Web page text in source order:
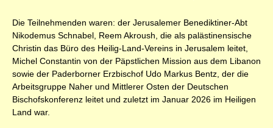
Die Teilnehmenden waren: der Jerusalemer Benediktiner-Abt
Nikodemus Schnabel, Reem Akroush, die als palästinensische
Christin das Büro des Heilig-Land-Vereins in Jerusalem leitet,
Michel Constantin von der Päpstlichen Mission aus dem Libanon
sowie der Paderborner Erzbischof Udo Markus Bentz, der die
Arbeitsgruppe Naher und Mittlerer Osten der Deutschen
Bischofskonferenz leitet und zuletzt im Januar 2026 im Heiligen
Land war.